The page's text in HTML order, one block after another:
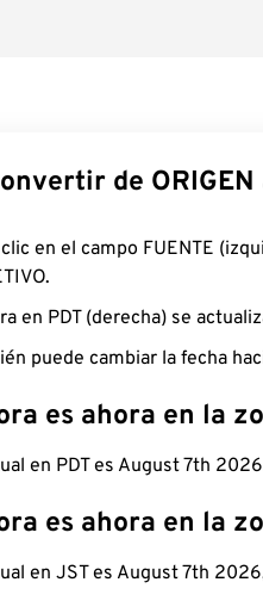
de ORIGEN
clic en el campo FUENTE
en PDT (derecha) se
puede cambiar la fecha
es ahora en la
en PDT es August 7th
es ahora en la
en JST es August 7th